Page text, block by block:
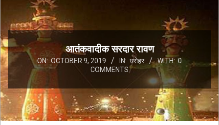
आतंकवादीक सरदार रावण
ON: OCTOBER 9, 2019 IN: धरोहर WITH: 0
COMMENTS